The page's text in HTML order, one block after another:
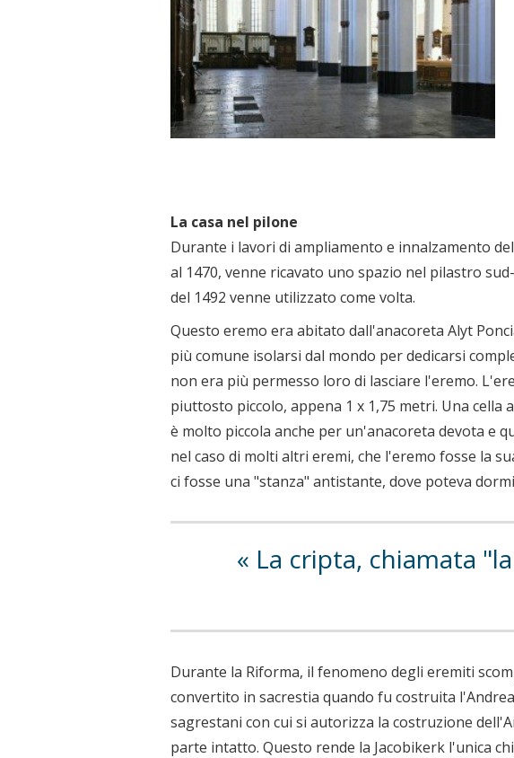
La casa nel pilone
Durante i lavori di ampliamento e innalzamento
al 1470, venne ricavato uno spazio nel pilastro
del 1492 venne utilizzato come volta.
Questo eremo era abitato dall'anacoreta Alyt
più comune isolarsi dal mondo per dedicarsi
non era più permesso loro di lasciare l'eremo.
piuttosto piccolo, appena 1 x 1,75 metri. Una cella
è molto piccola anche per un'anacoreta devota e
nel caso di molti altri eremi, che l'eremo fosse la
ci fosse una "stanza" antistante, dove poteva
La cripta, chiamata
Durante la Riforma, il fenomeno degli eremiti
convertito in sacrestia quando fu costruita
sagrestani con cui si autorizza la costruzione
parte intatto. Questo rende la Jacobikerk l'unica